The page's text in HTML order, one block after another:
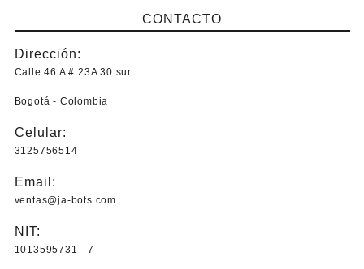
CONTACTO
Dirección:
Calle 46 A # 23A 30 sur
Bogotá - Colombia
Celular:
3125756514
Email:
ventas@ja-bots.com
NIT:
1013595731 - 7